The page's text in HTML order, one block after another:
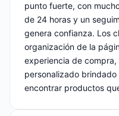
punto fuerte, con
de 24 horas y un
genera confianza. Los
organización de la
experiencia de compra,
personalizado
encontrar productos